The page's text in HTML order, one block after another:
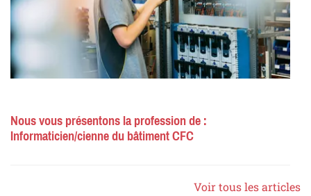
Nous vous présentons la profession de :
Informaticien/cienne du bâtiment CFC
Voir tous les articles